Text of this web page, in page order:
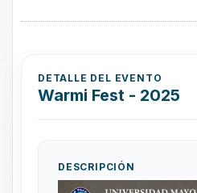
DETALLE DEL EVENTO
Warmi Fest - 2025
DESCRIPCIÓN